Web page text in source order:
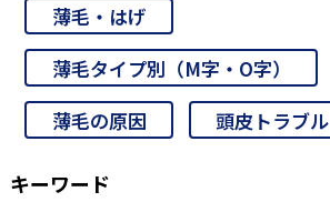
薄毛・はげ
薄毛タイプ別（M字・O字）
薄毛の原因
頭皮トラブル
キーワード